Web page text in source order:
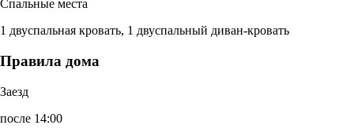
Спальные места
1 двуспальная кровать, 1 двуспальный диван-кровать
Правила дома
Заезд
после 14:00